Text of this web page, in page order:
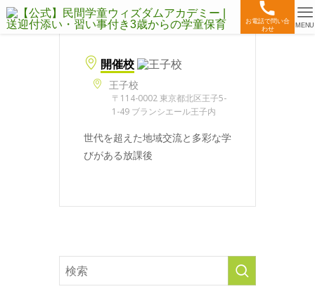
お電話で問い合
わせ
MENU
開催校
王子校
〒114-0002 東京都北区王子5-
1-49 ブランシエール王子内
世代を超えた地域交流と多彩な学
びがある放課後